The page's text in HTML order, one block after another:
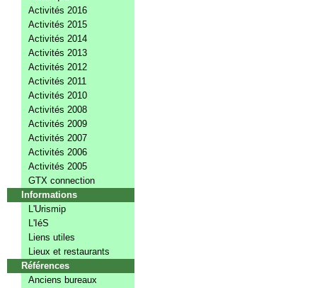
Activités 2016
Activités 2015
Activités 2014
Activités 2013
Activités 2012
Activités 2011
Activités 2010
Activités 2008
Activités 2009
Activités 2007
Activités 2006
Activités 2005
GTX connection
Informations
L'Urismip
L'IéS
Liens utiles
Lieux et restaurants
Références
Anciens bureaux